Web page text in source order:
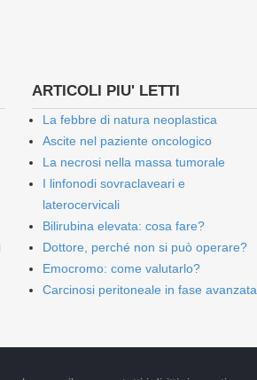
ARTICOLI PIU' LETTI
La febbre di natura neoplastica
Ascite nel paziente oncologico
La necrosi nella massa tumorale
I linfonodi sovraclaveari e
laterocervicali
Bilirubina elevata: cosa fare?
Dottore, perché non si può operare?
Emocromo: come valutarlo?
Carcinosi peritoneale in fase avanzata